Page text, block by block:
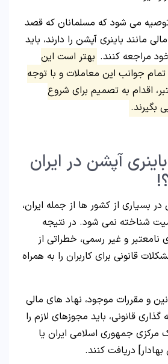
می شود که مسلمانان که قصد
مانند باینری آپشن را دارند، باید
مراجعه کنند. بهتر است این
تمام جوانب این معاملات و با توجه
اقدام به تصمیم برای شروع
بگیرند.
آپشن در ایران
بسیاری از کشور ها از جمله ایران،
شناخته نمی شود. در نتیجه
نامعتبر و غیر رسمی، خطراتی از
قانونی برای کاربران را به همراه
و مقررات موجود، نهاد های مالی
قانونی، باید مجوزهای لازم را
مرکزی جمهوری اسلامی ایران یا
دریافت کنند.